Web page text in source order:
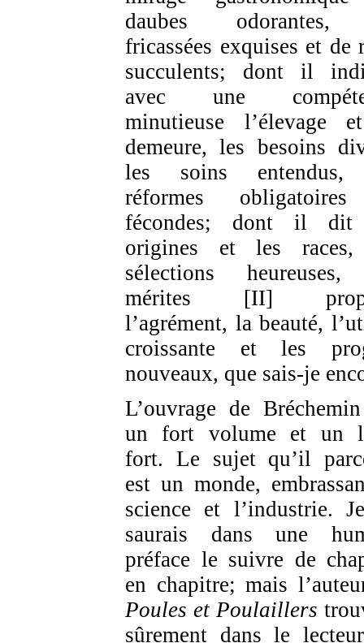
daubes
fricassées exquises et de
succulents; dont il
avec une
minutieuse l’élevage
demeure, les besoins
les soins entendus,
réformes
fécondes; dont il dit
origines et les
sélections
mérites [II]
l’agrément, la beauté,
croissante et les
nouveaux, que sais-je
L’ouvrage de
un fort volume et un
fort. Le sujet qu’il
est un monde,
science et l’industrie.
saurais dans une
préface le suivre de
en chapitre; mais
Poules et Poulaillers
sûrement dans le